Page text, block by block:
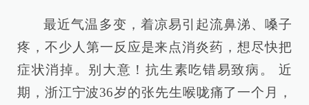
最近气温多变，着凉易引起流鼻涕、嗓子
疼，不少人第一反应是来点消炎药，想尽快把
症状消掉。别大意！抗生素吃错易致病。 近
期，浙江宁波36岁的张先生喉咙痛了一个月，